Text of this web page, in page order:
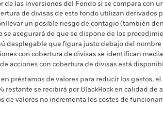
de las inversiones del Fondo si se compara con
de divisas de este fondo utilizan derivados
un posible riesgo de contagio (también
se asegurará de que se dispone de los
desplegable que figura justo debajo del
con cobertura de divisas se identifican
acciones con cobertura de divisas está
préstamos de valores para reducir los gastos,
restante se recibirá por BlackRock en calidad de
de valores no incrementa los costes de